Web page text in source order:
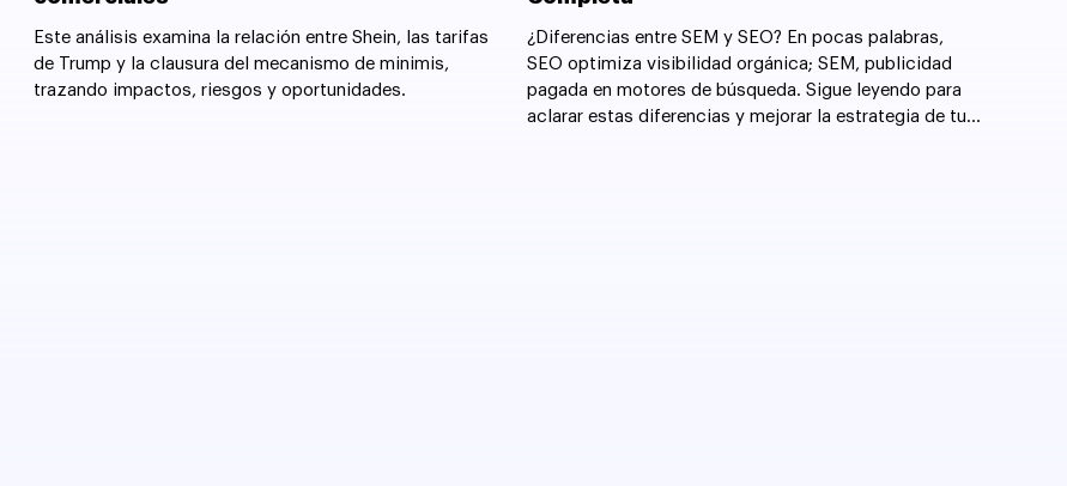
Este análisis examina la relación entre Shein, las tarifas
de Trump y la clausura del mecanismo de minimis,
trazando impactos, riesgos y oportunidades.
¿Diferencias entre SEM y SEO? En pocas palabras,
SEO optimiza visibilidad orgánica; SEM, publicidad
pagada en motores de búsqueda. Sigue leyendo para
aclarar estas diferencias y mejorar la estrategia de tu